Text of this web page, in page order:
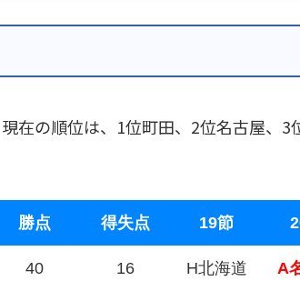
在の順位は、1位町田、2位名古屋、3
勝点 得失点 19節
40 16 H北海道 A